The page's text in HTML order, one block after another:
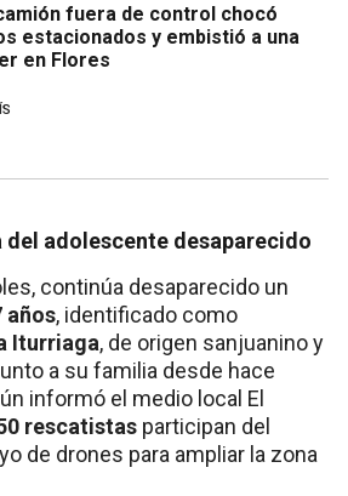
fuera de control chocó
estacionados y embistió a una
en Flores
del adolescente desaparecido
continúa desaparecido un
años, identificado como
Iturriaga, de origen sanjuanino y
a su familia desde hace
informó el medio local El
rescatistas participan del
de drones para ampliar la zona